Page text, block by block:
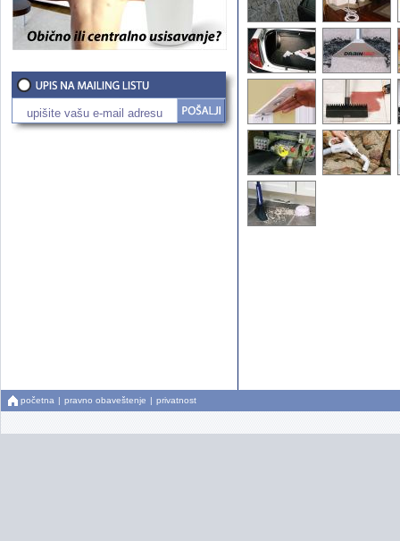
početna | pravno obaveštenje | privatnost